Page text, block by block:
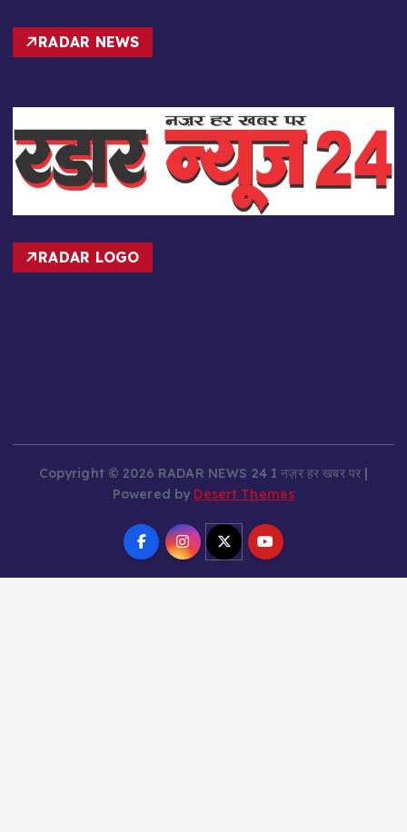
RADAR NEWS
RADAR LOGO
Copyright © 2026 RADAR NEWS 24 I नज़र हर खबर पर |
Powered by Desert Themes